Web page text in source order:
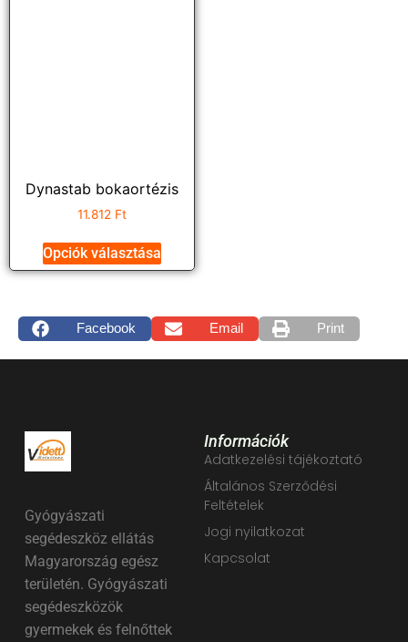
Dynastab bokaortézis
11.812 Ft
Opciók választása
Facebook Email Print
Gyógyászati
segédeszköz ellátás
Magyarország egész
területén. Gyógyászati
segédeszközök
gyermekek és felnőttek
Információk
Adatkezelési tájékoztató
Általános Szerződési
Feltételek
Jogi nyilatkozat
Kapcsolat